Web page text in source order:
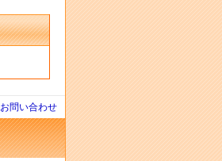
お問い合わせ